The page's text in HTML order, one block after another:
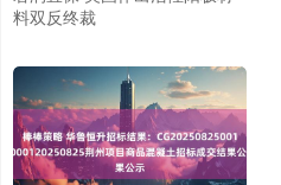
料双反终裁